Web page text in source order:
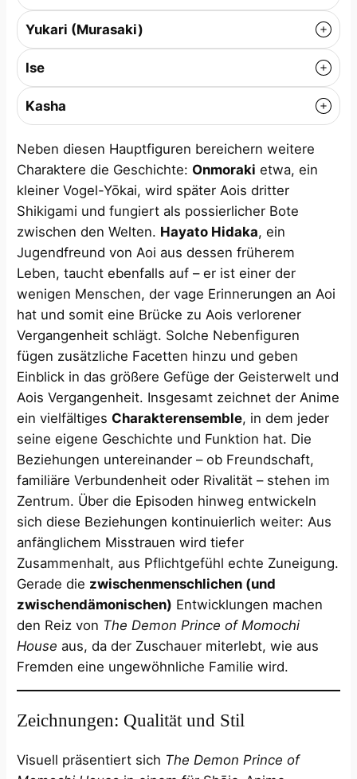
Yukari (Murasaki)
Ise
Kasha
Neben diesen Hauptfiguren bereichern weitere
Charaktere die Geschichte: Onmoraki etwa, ein
kleiner Vogel-Yōkai, wird später Aois dritter
Shikigami und fungiert als possierlicher Bote
zwischen den Welten. Hayato Hidaka, ein
Jugendfreund von Aoi aus dessen früherem
Leben, taucht ebenfalls auf – er ist einer der
wenigen Menschen, der vage Erinnerungen an Aoi
hat und somit eine Brücke zu Aois verlorener
Vergangenheit schlägt​. Solche Nebenfiguren
fügen zusätzliche Facetten hinzu und geben
Einblick in das größere Gefüge der Geisterwelt und
Aois Vergangenheit. Insgesamt zeichnet der Anime
ein vielfältiges Charakterensemble, in dem jeder
seine eigene Geschichte und Funktion hat. Die
Beziehungen untereinander – ob Freundschaft,
familiäre Verbundenheit oder Rivalität – stehen im
Zentrum. Über die Episoden hinweg entwickeln
sich diese Beziehungen kontinuierlich weiter: Aus
anfänglichem Misstrauen wird tiefer
Zusammenhalt, aus Pflichtgefühl echte Zuneigung.
Gerade die zwischenmenschlichen (und
zwischendämonischen) Entwicklungen machen
den Reiz von The Demon Prince of Momochi
House aus, da der Zuschauer miterlebt, wie aus
Fremden eine ungewöhnliche Familie wird.
Zeichnungen: Qualität und Stil
Visuell präsentiert sich The Demon Prince of